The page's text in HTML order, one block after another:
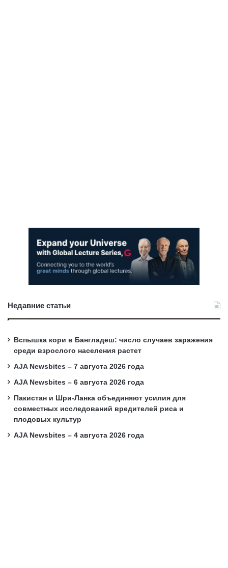
Недавние статьи
Вспышка кори в Бангладеш: число случаев заражения
среди взрослого населения растет
AJA Newsbites – 7 августа 2026 года
AJA Newsbites – 6 августа 2026 года
Пакистан и Шри-Ланка объединяют усилия для
совместных исследований вредителей риса и
плодовых культур
AJA Newsbites – 4 августа 2026 года